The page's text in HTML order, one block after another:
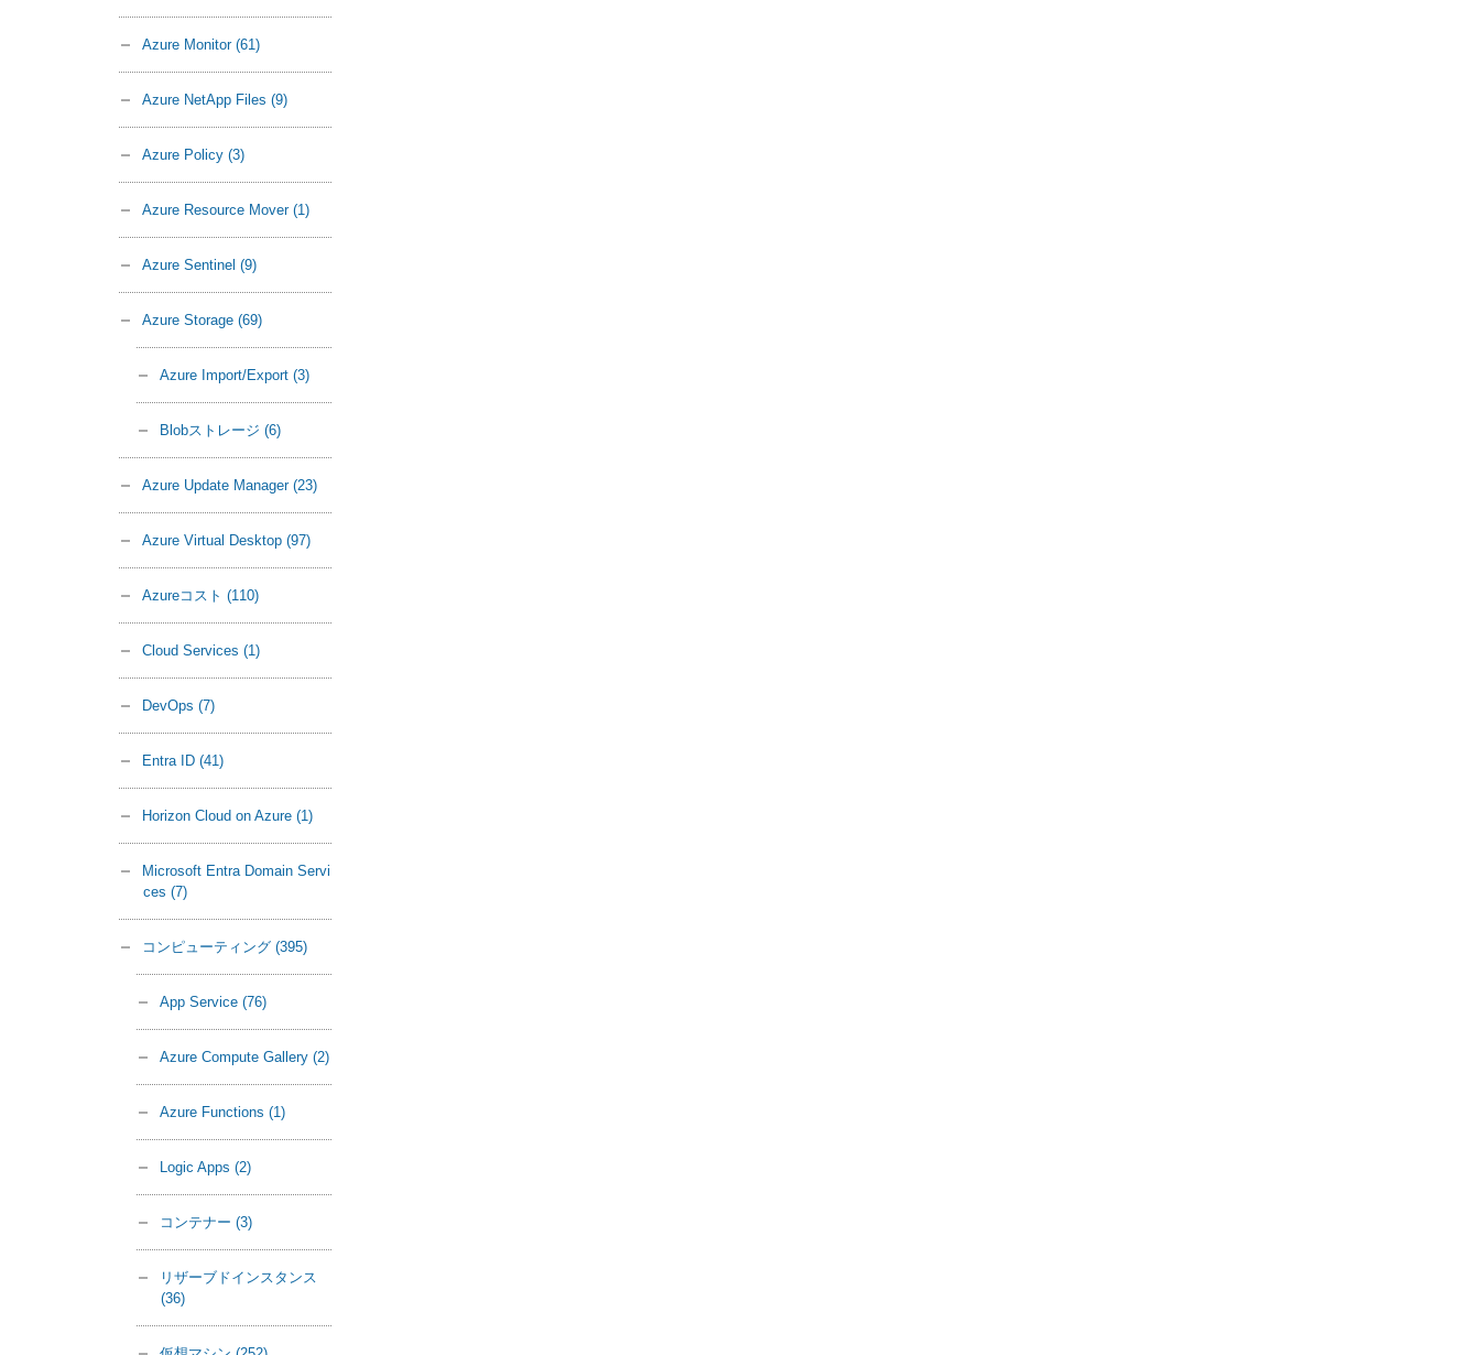
Azure Monitor (61)
Azure NetApp Files (9)
Azure Policy (3)
Azure Resource Mover (1)
Azure Sentinel (9)
Azure Storage (69)
Azure Import/Export (3)
Blobストレージ (6)
Azure Update Manager (23)
Azure Virtual Desktop (97)
Azureコスト (110)
Cloud Services (1)
DevOps (7)
Entra ID (41)
Horizon Cloud on Azure (1)
Microsoft Entra Domain Servi
ces (7)
コンピューティング (395)
App Service (76)
Azure Compute Gallery (2)
Azure Functions (1)
Logic Apps (2)
コンテナー (3)
リザーブドインスタンス
(36)